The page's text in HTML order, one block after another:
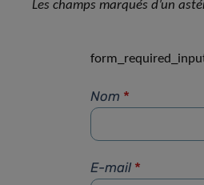
Les champs marqués d’un
Nom *
E-mail *